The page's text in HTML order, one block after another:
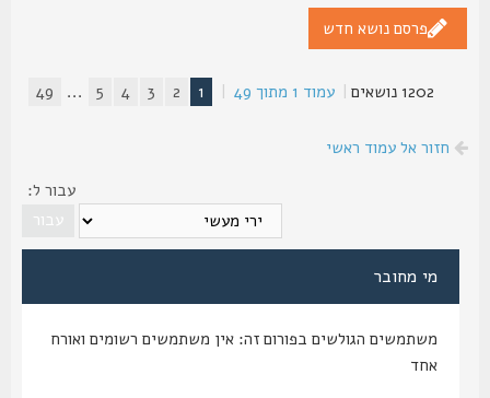
פרסם נושא חדש
| עמוד1מתוך49
|
1
5
...
49
חזור אל עמוד ראשי
עבור ל:
מי מחובר
משתמשים הגולשים בפורום זה: אין משתמשים רשומים ואורח